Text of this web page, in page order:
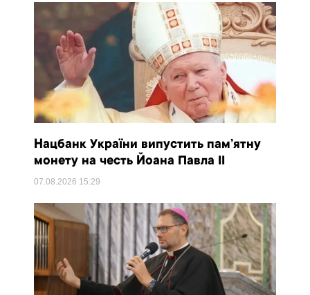
Нацбанк України випустить пам’ятну
монету на честь Йоана Павла II
07.08.2026 15:29